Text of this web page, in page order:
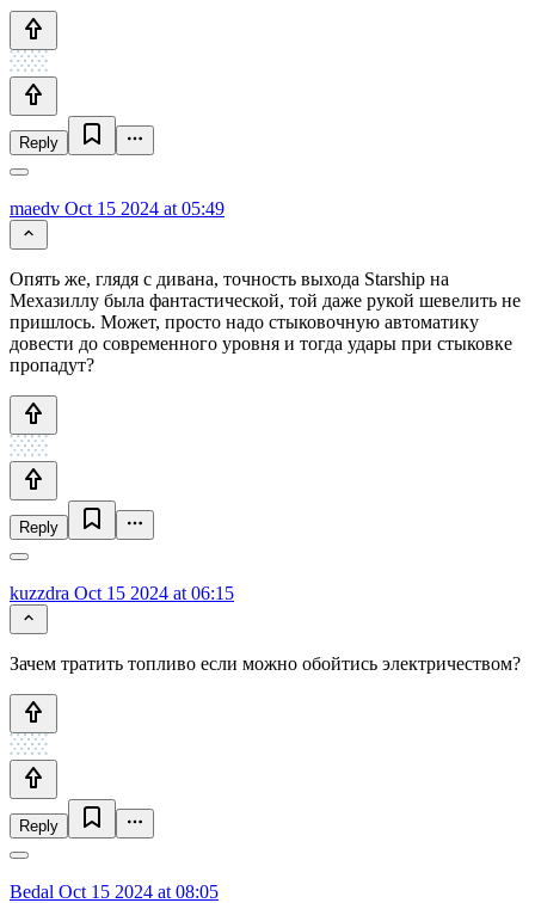
Reply
maedv Oct 15 2024 at 05:49
Опять же, глядя с дивана, точность выхода Starship на
Мехазиллу была фантастической, той даже рукой шевелить не
пришлось. Может, просто надо стыковочную автоматику
довести до современного уровня и тогда удары при стыковке
пропадут?
Reply
kuzzdra Oct 15 2024 at 06:15
Зачем тратить топливо если можно обойтись электричеством?
Reply
Bedal Oct 15 2024 at 08:05